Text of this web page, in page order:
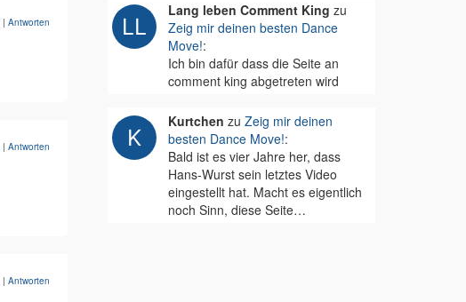
| Antworten
| Antworten
| Antworten
Lang leben Comment King zu
Zeig mir deinen besten Dance
Move!:
Ich bin dafür dass die Seite an
comment king abgetreten wird
Kurtchen zu Zeig mir deinen
besten Dance Move!:
Bald ist es vier Jahre her, dass
Hans-Wurst sein letztes Video
eingestellt hat. Macht es eigentlich
noch Sinn, diese Seite…